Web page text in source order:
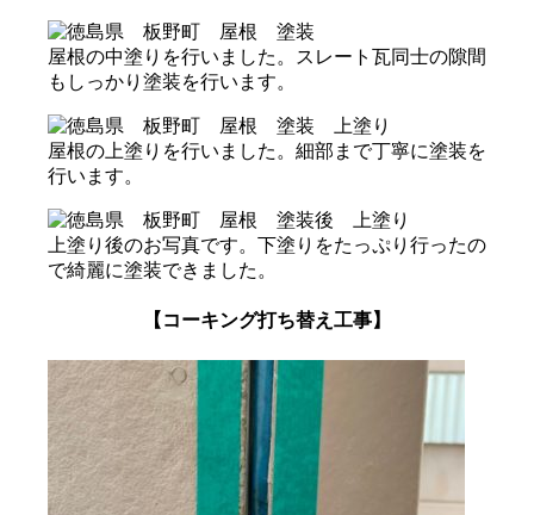
屋根の中塗りを行いました。スレート瓦同士の隙間
もしっかり塗装を行います。
屋根の上塗りを行いました。細部まで丁寧に塗装を
行います。
上塗り後のお写真です。下塗りをたっぷり行ったの
で綺麗に塗装できました。
【コーキング打ち替え工事】